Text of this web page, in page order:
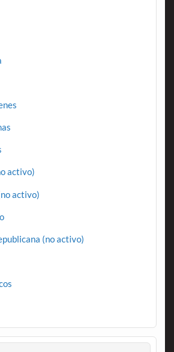
activo)
activo)
(no activo)